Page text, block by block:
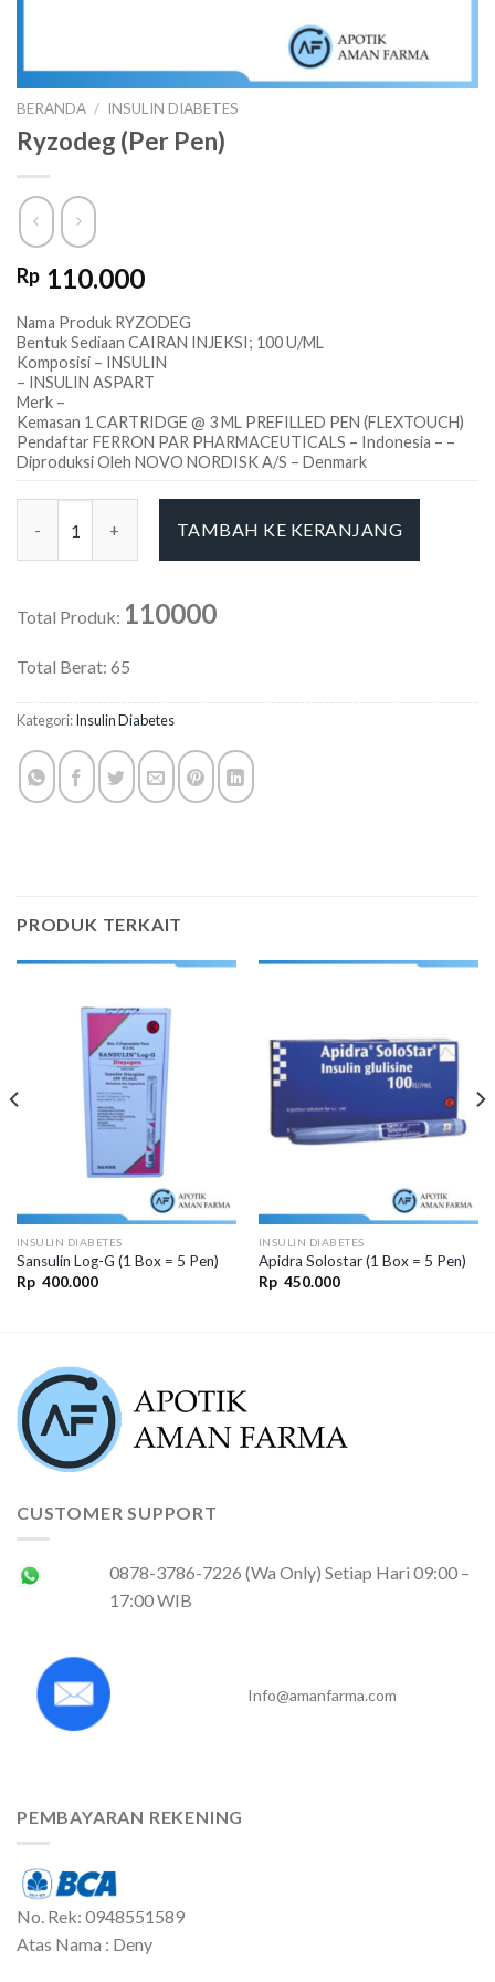
BERANDA / INSULIN DIABETES
Ryzodeg (Per Pen)
Rp 110.000
Nama Produk RYZODEG
Bentuk Sediaan CAIRAN INJEKSI; 100 U/ML
Komposisi – INSULIN
– INSULIN ASPART
Merk –
Kemasan 1 CARTRIDGE @ 3 ML PREFILLED PEN (FLEXTOUCH)
Pendaftar FERRON PAR PHARMACEUTICALS – Indonesia – –
Diproduksi Oleh NOVO NORDISK A/S – Denmark
TAMBAH KE KERANJANG
Total Produk: 110000
Total Berat: 65
Kategori:Insulin Diabetes
PRODUK TERKAIT
INSULIN DIABETES
Sansulin Log-G (1 Box = 5 Pen)
Rp 400.000
INSULIN DIABETES
Apidra Solostar (1 Box = 5 Pen)
Rp 450.000
CUSTOMER SUPPORT
0878-3786-7226 (Wa Only) Setiap Hari 09:00 –
17:00 WIB
Info@amanfarma.com
PEMBAYARAN REKENING
No. Rek: 0948551589
Atas Nama : Deny